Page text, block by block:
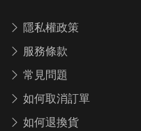
隱私權政策
服務條款
常見問題
如何取消訂單
如何退換貨